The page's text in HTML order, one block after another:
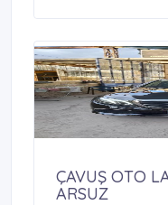
ÇAVUŞ OTO
ARSUZ